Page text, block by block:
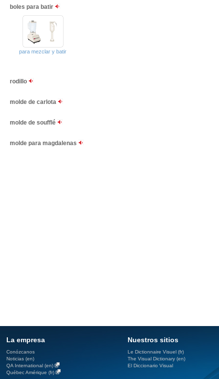
boles para batir
para mezclar y batir
rodillo
molde de carlota
molde de soufflé
molde para magdalenas
La empresa
Conózcanos
Noticias (en)
QA International (en)
Québec Amérique (fr)
Nuestros sitios
Le Dictionnaire Visuel (fr)
The Visual Dictionary (en)
El Diccionario Visual